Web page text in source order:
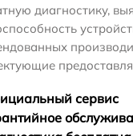
диагностику,
сервис